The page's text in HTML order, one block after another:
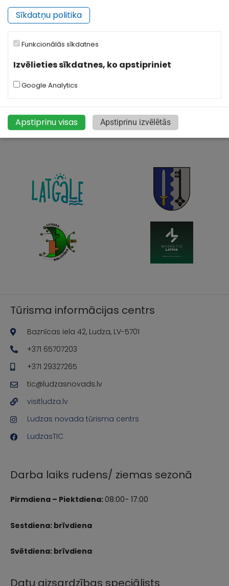
Tūrisma informācijas centrs
Baznīcas iela 42, Ludza, LV-5701
+371 65707203
+371 29327265
tic@ludzasnovads.lv
visitludza.lv
Ludzas novada tūrisma centrs
LudzasTIC
Darba laiks rudens/ ziemas sezonā
Pirmdiena – Piektdiena:08:00- 17:00
Sestdiena: brīvdiena
Svētdiena: brīvdiena
Datu aizsardzības speciālists
Sīkdatņu politika
Funkcionālās sīkdatnes
Izvēlieties sīkdatnes, ko apstipriniet
Google Analytics
Apstiprinu visas Apstiprinu izvēlētās